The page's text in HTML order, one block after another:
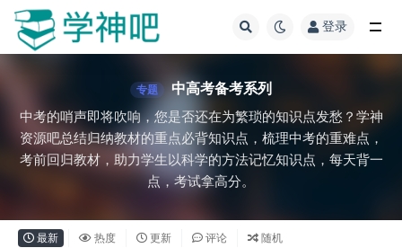
登录
专题 中高考备考系列
中考的哨声即将吹响，您是否还在为繁琐的知识点发愁？学神
资源吧总结归纳教材的重点必背知识点，梳理中考的重难点，
考前回归教材，助力学生以科学的方法记忆知识点，每天背一
点，考试拿高分。
最新 热度 更新 评论 随机